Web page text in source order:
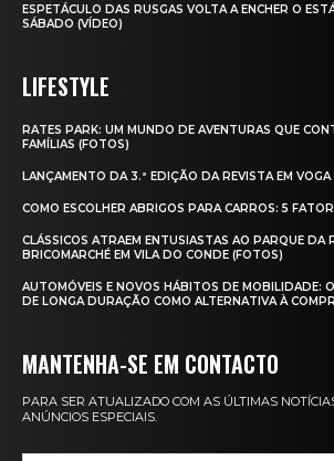
ESPETÁCULO DAS RUSGAS VOLTA A ENCHER O
SÁBADO (VÍDEO)
LIFESTYLE
RATES PARK: UM MUNDO DE AVENTURAS QUE
FAMÍLIAS (FOTOS)
LANÇAMENTO DA 3.ª EDIÇÃO DA REVISTA EM VOGA
COMO ESCOLHER ABRIGOS PARA CARROS: 5
CLÁSSICOS ATRAEM ENTUSIASTAS AO PARQUE DA
BRICOMARCHÉ EM VILA DO CONDE (FOTOS)
AUTOMÓVEIS E NOVOS HÁBITOS DE MOBILIDADE:
DE LONGA DURAÇÃO COMO ALTERNATIVA À
MANTENHA-SE EM CONTACTO
PARA SER ATUALIZADO COM AS ÚLTIMAS
ANÚNCIOS ESPECIAIS.